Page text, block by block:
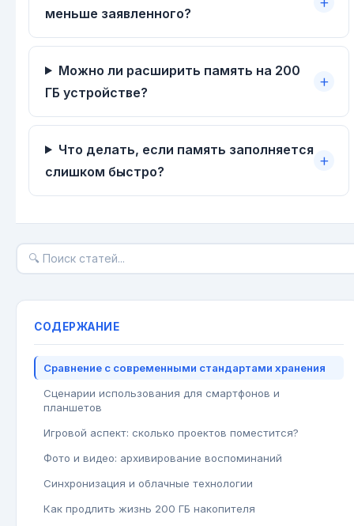
меньше заявленного?
Можно ли расширить память на 200
ГБ устройстве?
Что делать, если память заполняется
слишком быстро?
СОДЕРЖАНИЕ
Сравнение с современными стандартами хранения
Сценарии использования для смартфонов и
планшетов
Игровой аспект: сколько проектов поместится?
Фото и видео: архивирование воспоминаний
Синхронизация и облачные технологии
Как продлить жизнь 200 ГБ накопителя